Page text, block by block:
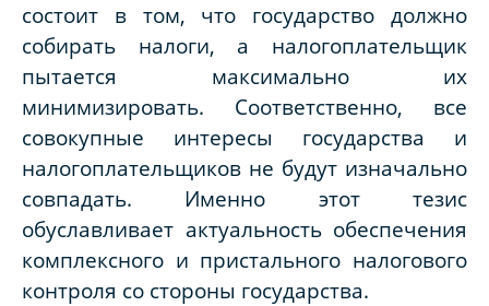
состоит в том, что государство должно
собирать налоги, а налогоплательщик
пытается максимально их
минимизировать. Соответственно, все
совокупные интересы государства и
налогоплательщиков не будут изначально
совпадать. Именно этот тезис
обуславливает актуальность обеспечения
комплексного и пристального налогового
контроля со стороны государства.